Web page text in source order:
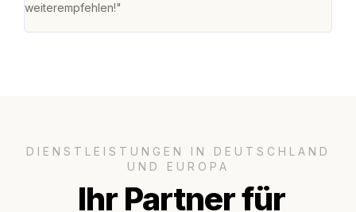
weiterempfehlen!"
DIENSTLEISTUNGEN IN DEUTSCHLAND
UND EUROPA
Ihr Partner für